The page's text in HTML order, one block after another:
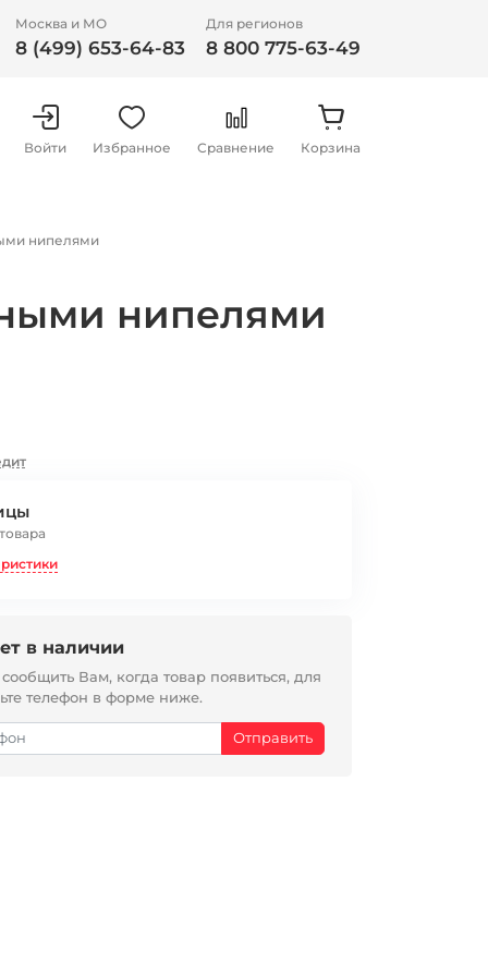
Москва и МО
8 (499) 653-64-83
Для регионов
8 800 775-63-49
Войти Избранное Сравнение Корзина
нипелями
нипелями
в наличии
Вам, когда товар появиться, для
телефон в форме ниже.